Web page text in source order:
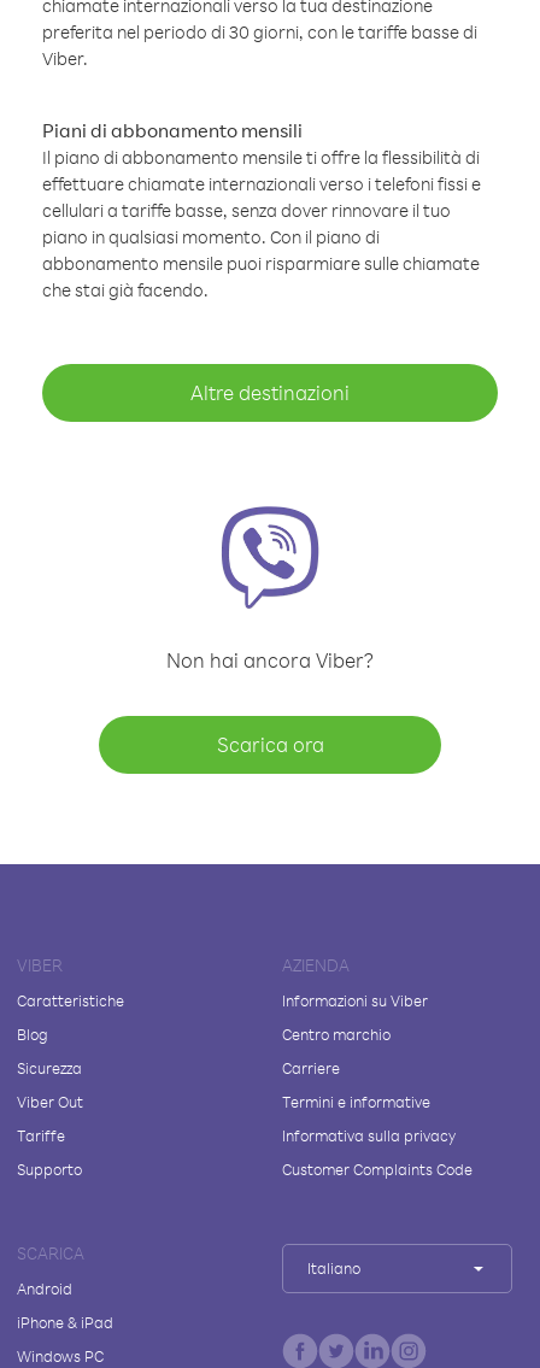
chiamate internazionali verso la tua destinazione
preferita nel periodo di 30 giorni, con le tariffe basse di
Viber.
Piani di abbonamento mensili
Il piano di abbonamento mensile ti offre la flessibilità di
effettuare chiamate internazionali verso i telefoni fissi e
cellulari a tariffe basse, senza dover rinnovare il tuo
piano in qualsiasi momento. Con il piano di
abbonamento mensile puoi risparmiare sulle chiamate
che stai già facendo.
Altre destinazioni
Non hai ancora Viber?
Scarica ora
VIBER
Caratteristiche
Blog
Sicurezza
Viber Out
Tariffe
Supporto
AZIENDA
Informazioni su Viber
Centro marchio
Carriere
Termini e informative
Informativa sulla privacy
Customer Complaints Code
SCARICA
Android
iPhone & iPad
Windows PC
Italiano